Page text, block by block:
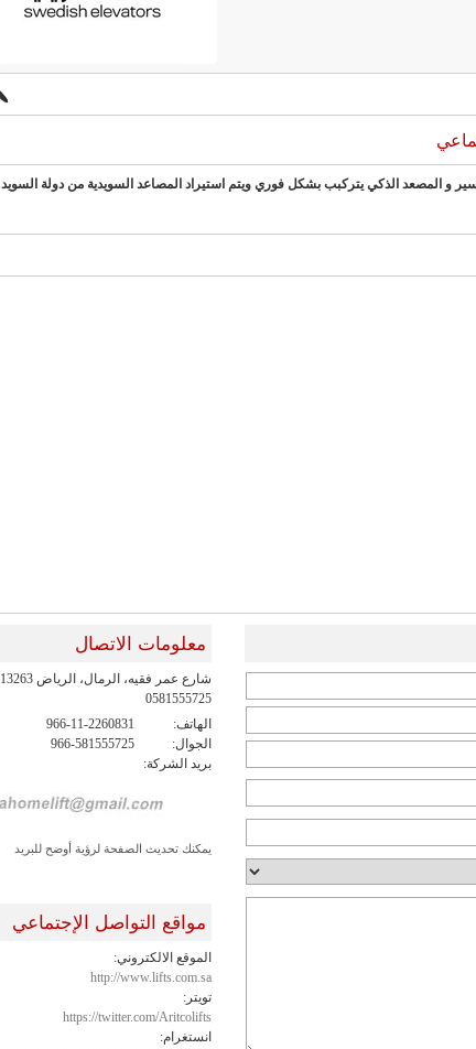
و المصعد الذكي يتركبب بشكل فوري ويتم استيراد المصاعد السويدية من دولة السويد
معلومات الاتصال
شارع عمر فقيه، الرمال، الرياض 13263
0581555725
الهاتف:
966-11-2260831
الجوال:
966-581555725
بريد الشركة:
يمكنك تحديث الصفحة لرؤية أوضح للبريد
مواقع التواصل الإجتماعي
الموقع الالكتروني:
http://www.lifts.com.sa
تويتر:
https://twitter.com/Aritcolifts
انستغرام: